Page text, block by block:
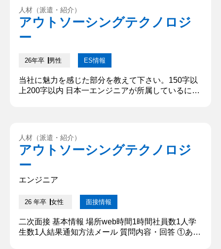
ウェアや機械工学の知識も学びましたが、特にソフ
トウェアを扱う授業が楽しく、プログラミングやシ
ミュレーションを通して論...
人材（派遣・紹介）
アウトソーシングテクノロジ
ー
26年卒 男性 ES情報
当社に魅力を感じた部分を教えて下さい。150字以
上200字以内 日本一エンジニアが所属しているにも
るため、モチベーションを維持しながら取り組める
と考えました。クライアント先も数多くあるため、
私が大学で勉強してきたことも...
人材（派遣・紹介）
アウトソーシングテクノロジ
ー
エンジニア
26 年卒 女性 面接情報
二次面接 基本情報 場所web時間1時間社員数1人学
生数1人結果通知方法メール 質問内容・回答 ①あな